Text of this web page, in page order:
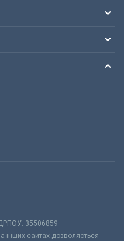
35506859
інших сайтах дозволяється